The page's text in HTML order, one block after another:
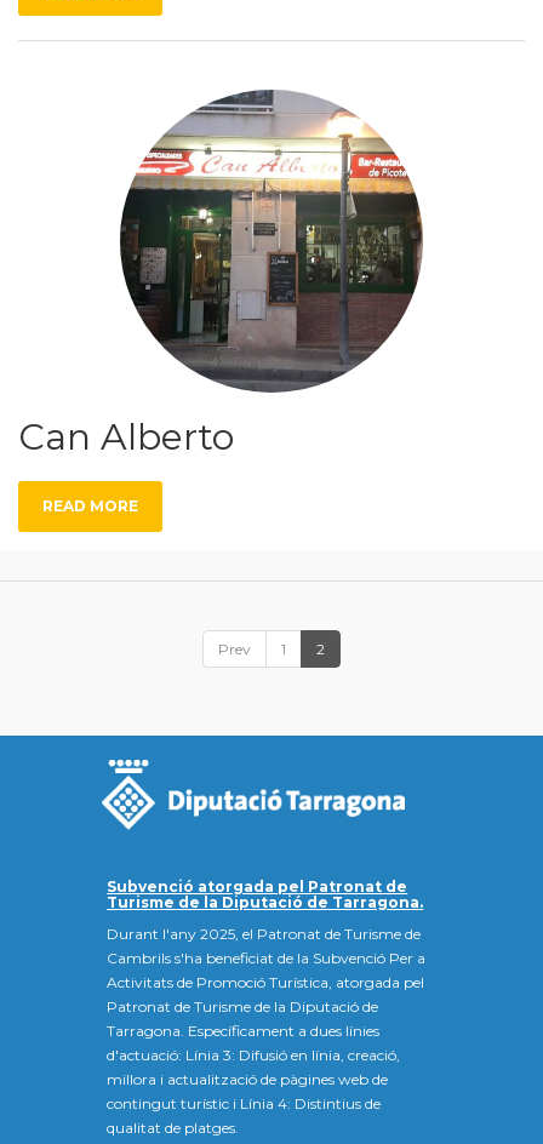
Can Alberto
READ MORE
Prev 1 2
Subvenció atorgada pel Patronat de
Turisme de la Diputació de Tarragona.
Durant l'any 2025, el Patronat de Turisme de
Cambrils s'ha beneficiat de la Subvenció Per a
Activitats de Promoció Turística, atorgada pel
Patronat de Turisme de la Diputació de
Tarragona. Específicament a dues línies
d'actuació: Línia 3: Difusió en línia, creació,
millora i actualització de pàgines web de
contingut turístic i Línia 4: Distintius de
qualitat de platges.